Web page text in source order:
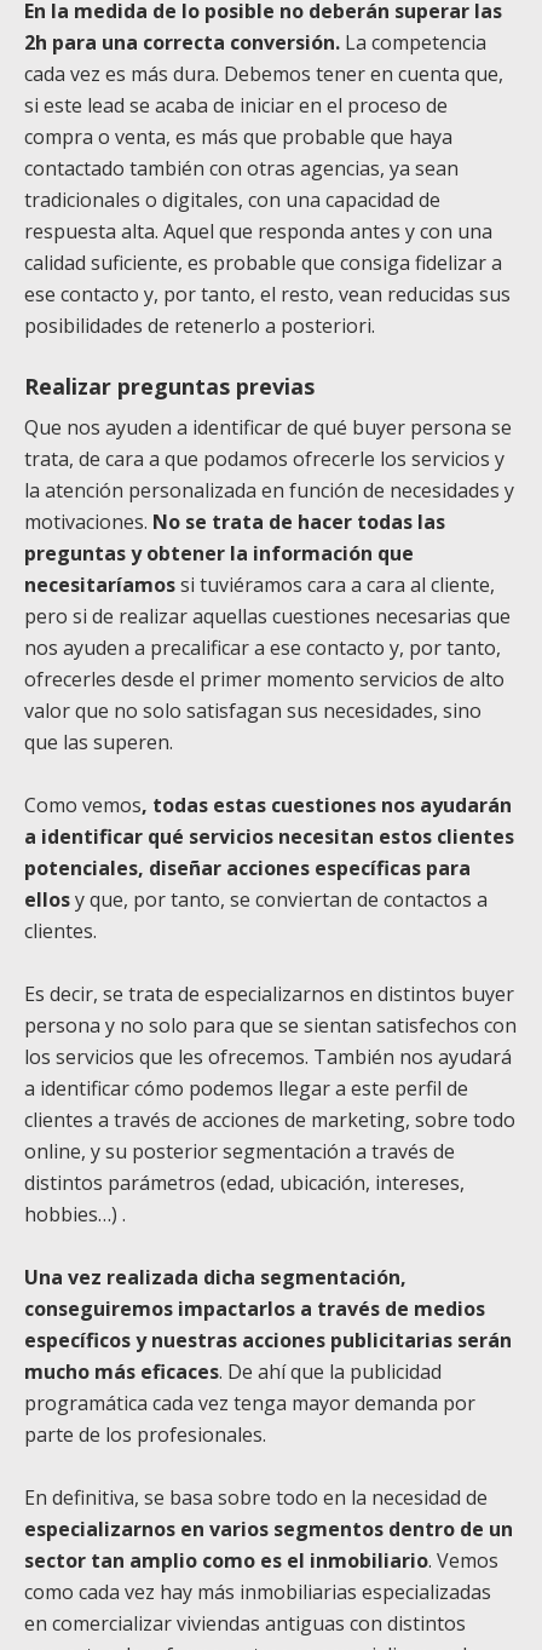
En la medida de lo posible no deberán superar las
2h para una correcta conversión. La competencia
cada vez es más dura. Debemos tener en cuenta que,
si este lead se acaba de iniciar en el proceso de
compra o venta, es más que probable que haya
contactado también con otras agencias, ya sean
tradicionales o digitales, con una capacidad de
respuesta alta. Aquel que responda antes y con una
calidad suficiente, es probable que consiga fidelizar a
ese contacto y, por tanto, el resto, vean reducidas sus
posibilidades de retenerlo a posteriori.
Realizar preguntas previas
Que nos ayuden a identificar de qué buyer persona se
trata, de cara a que podamos ofrecerle los servicios y
la atención personalizada en función de necesidades y
motivaciones. No se trata de hacer todas las
preguntas y obtener la información que
necesitaríamossi tuviéramos cara a cara al cliente,
pero si de realizar aquellas cuestiones necesarias que
nos ayuden a precalificar a ese contacto y, por tanto,
ofrecerles desde el primer momento servicios de alto
valor que no solo satisfagan sus necesidades, sino
que las superen.
Como vemos, todas estas cuestiones nos ayudarán
a identificar qué servicios necesitan estos clientes
potenciales, diseñar acciones específicas para
ellosy que, por tanto, se conviertan de contactos a
clientes.
Es decir, se trata de especializarnos en distintos buyer
persona y no solo para que se sientan satisfechos con
los servicios que les ofrecemos. También nos ayudará
a identificar cómo podemos llegar a este perfil de
clientes a través de acciones de marketing, sobre todo
online, y su posterior segmentación a través de
distintos parámetros (edad, ubicación, intereses,
hobbies…) .
Una vez realizada dicha segmentación,
conseguiremos impactarlos a través de medios
específicos y nuestras acciones publicitarias serán
mucho más eficaces. De ahí que la publicidad
programática cada vez tenga mayor demanda por
parte de los profesionales.
En definitiva, se basa sobre todo en la necesidad de
especializarnos en varios segmentos dentro de un
sector tan amplio como es el inmobiliario. Vemos
como cada vez hay más inmobiliarias especializadas
en comercializar viviendas antiguas con distintos